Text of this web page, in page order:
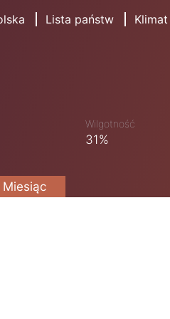
Lista państw Klimat
Wilgotność
31%
Miesiąc